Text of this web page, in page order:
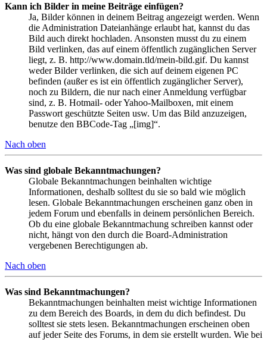
Kann ich Bilder in meine Beiträge einfügen?
Ja, Bilder können in deinem Beitrag angezeigt werden. Wenn
die Administration Dateianhänge erlaubt hat, kannst du das
Bild auch direkt hochladen. Ansonsten musst du zu einem
Bild verlinken, das auf einem öffentlich zugänglichen Server
liegt, z. B. http://www.domain.tld/mein-bild.gif. Du kannst
weder Bilder verlinken, die sich auf deinem eigenen PC
befinden (außer es ist ein öffentlich zugänglicher Server),
noch zu Bildern, die nur nach einer Anmeldung verfügbar
sind, z. B. Hotmail- oder Yahoo-Mailboxen, mit einem
Passwort geschützte Seiten usw. Um das Bild anzuzeigen,
benutze den BBCode-Tag „[img]“.
Nach oben
Was sind globale Bekanntmachungen?
Globale Bekanntmachungen beinhalten wichtige
Informationen, deshalb solltest du sie so bald wie möglich
lesen. Globale Bekanntmachungen erscheinen ganz oben in
jedem Forum und ebenfalls in deinem persönlichen Bereich.
Ob du eine globale Bekanntmachung schreiben kannst oder
nicht, hängt von den durch die Board-Administration
vergebenen Berechtigungen ab.
Nach oben
Was sind Bekanntmachungen?
Bekanntmachungen beinhalten meist wichtige Informationen
zu dem Bereich des Boards, in dem du dich befindest. Du
solltest sie stets lesen. Bekanntmachungen erscheinen oben
auf jeder Seite des Forums, in dem sie erstellt wurden. Wie bei